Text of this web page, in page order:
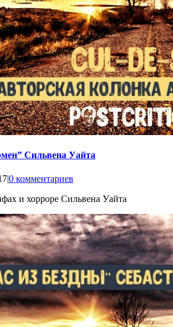
Сильвена Уайта
|0 комментариев
и хорроре Сильвена Уайта